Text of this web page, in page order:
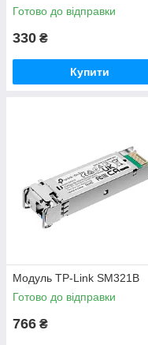
Готово до відправки
330 ₴
Купити
Модуль TP-Link SM321B
Готово до відправки
766 ₴